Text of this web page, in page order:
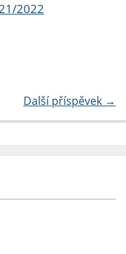
2022
Další příspěvek →